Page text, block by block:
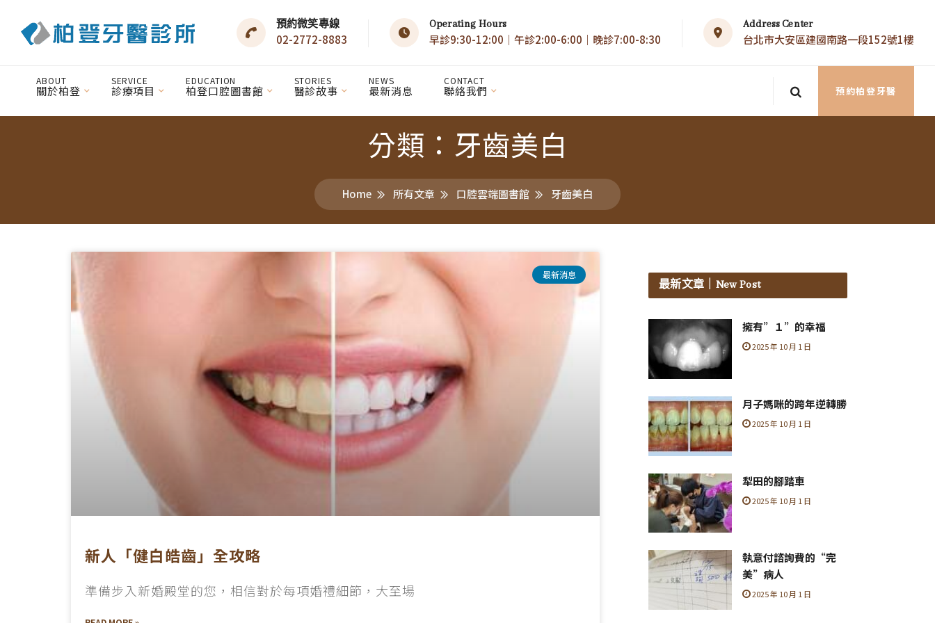
預約微笑專線
02-2772-8883
Operating Hours
早診9:30-12:00｜午診2:00-6:00｜晚診7:00-8:30
Address Center
台北市大安區建國南路一段152號1樓
關於柏登
ABOUT
診療項目
SERVICE
柏登口腔圖書館
EDUCATION
醫診故事
STORIES
最新消息
NEWS
聯絡我們
CONTACT
預約柏登牙醫
分類：牙齒美白
Home 所有文章 口腔雲端圖書館 牙齒美白
最新消息
新人「健白皓齒」全攻略
準備步入新婚殿堂的您，相信對於每項婚禮細節，大至場
最新文章 ｜New Post
擁有”１”的幸福
2025 年 10 月 1 日
月子媽咪的跨年逆轉勝
2025 年 10 月 1 日
犁田的腳踏車
2025 年 10 月 1 日
執意付諮詢費的“完
美”病人
2025 年 10 月 1 日